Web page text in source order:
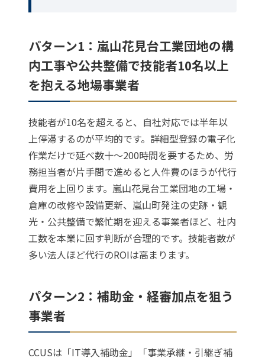
パターン1：嵐山花見台工業団地の構
内工事や公共整備で技能者10名以上
を抱える地場事業者
技能者が10名を超えると、自社対応では半年以
上停滞するのが平均的です。詳細型登録の電子化
作業だけで延べ数十〜200時間を要するため、労
務担当者が片手間で進めると人件費のほうが代行
費用を上回ります。嵐山花見台工業団地の工場・
倉庫の改修や設備更新、嵐山町発注の史跡・観
光・公共整備で繁忙期を迎える事業者ほど、社内
工数を本業に回す判断が合理的です。技能者数が
多い法人ほど代行のROIは高まります。
パターン2：補助金・経審加点を狙う
事業者
CCUSは「IT導入補助金」「事業承継・引継ぎ補